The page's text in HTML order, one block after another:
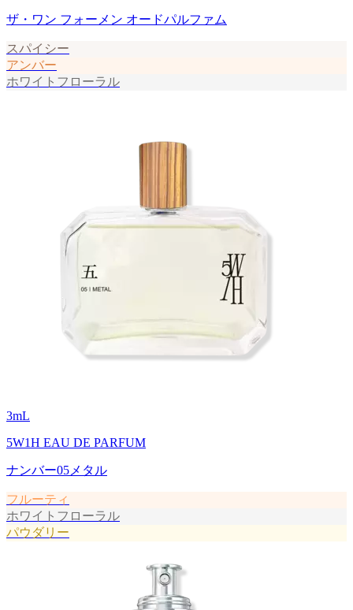
ザ・ワン フォーメン オードパルファム
スパイシー
アンバー
ホワイトフローラル
3mL
5W1H EAU DE PARFUM
ナンバー05メタル
フルーティ
ホワイトフローラル
パウダリー